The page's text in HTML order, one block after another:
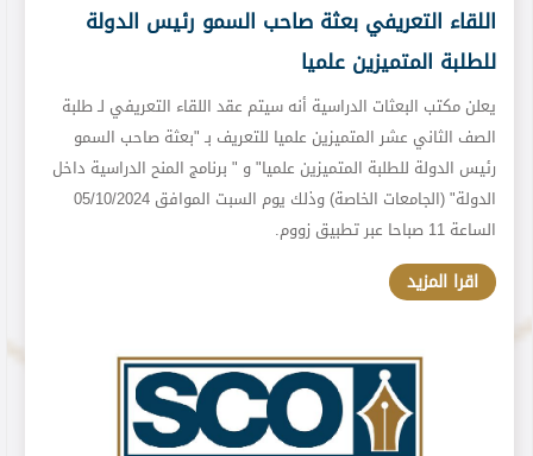
اللقاء التعريفي بعثة صاحب السمو رئيس الدولة
للطلبة المتميزين علميا
يعلن مكتب البعثات الدراسية أنه سيتم عقد اللقاء التعريفي لـ طلبة
الصف الثاني عشر المتميزين علميا للتعريف بـ "بعثة صاحب السمو
رئيس الدولة للطلبة المتميزين علميا" و " برنامج المنح الدراسية داخل
الدولة" (الجامعات الخاصة) وذلك يوم السبت الموافق 05/10/2024
الساعة 11 صباحا عبر تطبيق زووم.
اقرا المزيد